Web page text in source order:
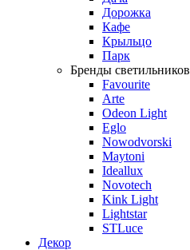
Дорожка
Кафе
Крыльцо
Парк
Бренды светильников
Favourite
Arte
Odeon Light
Eglo
Nowodvorski
Maytoni
Ideallux
Novotech
Kink Light
Lightstar
STLuce
Декор